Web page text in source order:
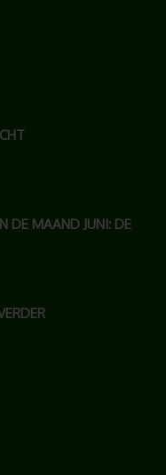
DE MAAND JUNI: DE